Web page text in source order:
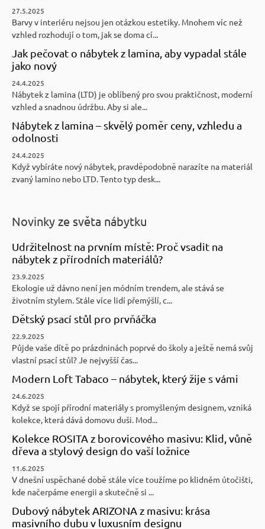
27.5.2025
Barvy v interiéru nejsou jen otázkou estetiky. Mnohem víc než
vzhled rozhodují o tom, jak se doma cí...
Jak pečovat o nábytek z lamina, aby vypadal stále
jako nový
24.4.2025
Nábytek z lamina (LTD) je oblíbený pro svou praktičnost, moderní
vzhled a snadnou údržbu. Aby si ale...
Nábytek z lamina – skvělý poměr ceny, vzhledu a
odolnosti
24.4.2025
Když vybíráte nový nábytek, pravděpodobně narazíte na materiál
zvaný lamino nebo LTD. Tento typ desk...
Novinky ze světa nábytku
Udržitelnost na prvním místě: Proč vsadit na
nábytek z přírodních materiálů?
23.9.2025
Ekologie už dávno není jen módním trendem, ale stává se
životním stylem. Stále více lidí přemýšlí, c...
Dětský psací stůl pro prvňáčka
22.9.2025
Půjde vaše dítě po prázdninách poprvé do školy a ještě nemá svůj
vlastní psací stůl? Je nejvyšší čas...
Modern Loft Tabaco – nábytek, který žije s vámi
24.6.2025
Když se spojí přírodní materiály s promyšleným designem, vzniká
kolekce, která dává domovu duši. Mod...
Kolekce ROSITA z borovicového masivu: Klid, vůně
dřeva a stylový design do vaší ložnice
11.6.2025
V dnešní uspěchané době stále více toužíme po klidném útočišti,
kde načerpáme energii a skutečně si ...
Dubový nábytek ARIZONA z masivu: krása
masivního dubu v luxusním designu